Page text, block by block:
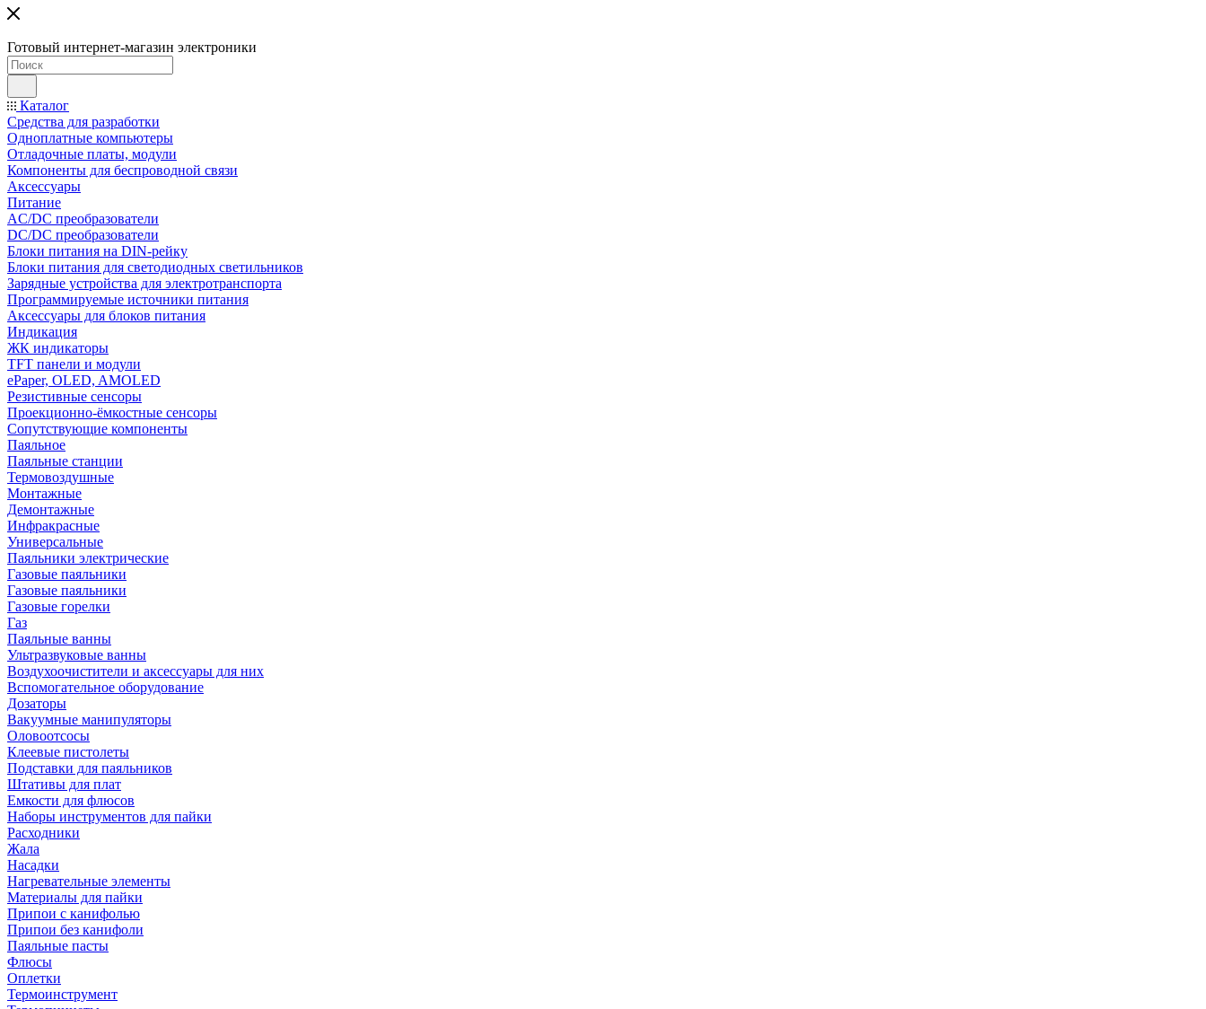
Готовый интернет-магазин электроники
Каталог
Средства для разработки
Одноплатные компьютеры
Отладочные платы, модули
Компоненты для беспроводной связи
Аксессуары
Питание
AC/DC преобразователи
DC/DC преобразователи
Блоки питания на DIN-рейку
Блоки питания для светодиодных светильников
Зарядные устройства для электротранспорта
Программируемые источники питания
Аксессуары для блоков питания
Индикация
ЖК индикаторы
TFT панели и модули
ePaper, OLED, AMOLED
Резистивные сенсоры
Проекционно-ёмкостные сенсоры
Сопутствующие компоненты
Паяльное
Паяльные станции
Термовоздушные
Монтажные
Демонтажные
Инфракрасные
Универсальные
Паяльники электрические
Газовые паяльники
Газовые паяльники
Газовые горелки
Газ
Паяльные ванны
Ультразвуковые ванны
Воздухоочистители и аксессуары для них
Вспомогательное оборудование
Дозаторы
Вакуумные манипуляторы
Оловоотсосы
Клеевые пистолеты
Подставки для паяльников
Штативы для плат
Емкости для флюсов
Наборы инструментов для пайки
Расходники
Жала
Насадки
Нагревательные элементы
Материалы для пайки
Припои с канифолью
Припои без канифоли
Паяльные пасты
Флюсы
Оплетки
Термоинструмент